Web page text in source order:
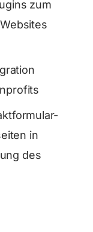
zum
in
des